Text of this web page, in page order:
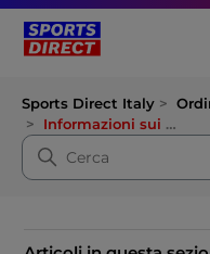
Sports Direct Italy
Informazioni sui prodotti